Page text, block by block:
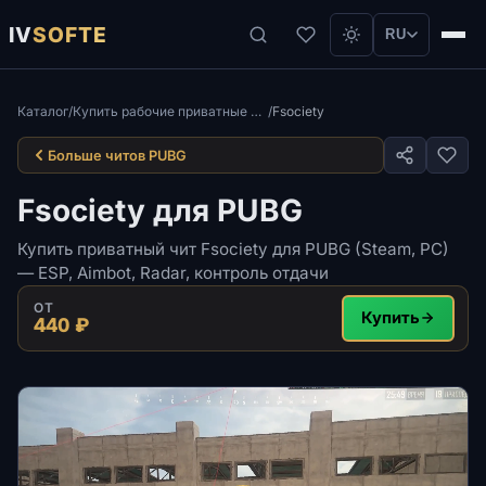
IVSOFTE RU
Каталог/ Купить рабочие приватные читы для игры ПАБГ Steam /Fsociety
Больше читов PUBG
Fsociety для PUBG
Купить приватный чит Fsociety для PUBG (Steam, PC)
— ESP, Aimbot, Radar, контроль отдачи
ОТ
440 ₽ Купить